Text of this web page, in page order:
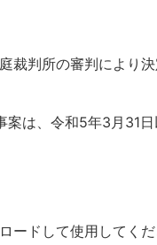
裁判所の審判により
案は、令和5年3月31日
ードして使用してくだ